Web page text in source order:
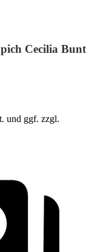
Cecilia Bunt
und ggf. zzgl.